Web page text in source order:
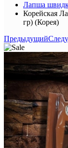
Лапша
Корейская
гр) (Корея)
Предыдущий